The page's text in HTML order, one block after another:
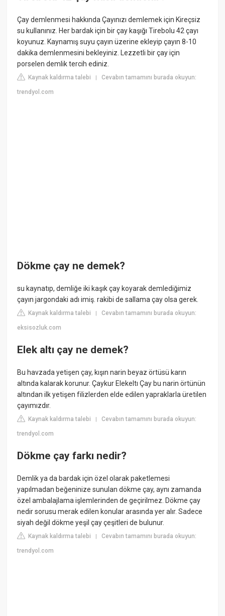
Çay demlenmesi hakkında Çayınızı demlemek için Kireçsiz
su kullanınız. Her bardak için bir çay kaşığı Tirebolu 42 çayı
koyunuz. Kaynamış suyu çayın üzerine ekleyip çayın 8-10
dakika demlenmesini bekleyiniz. Lezzetli bir çay için
porselen demlik tercih ediniz.
Kaynak kaldırma talebi |Cevabın tamamını burada okuyun:
trendyol.com
Dökme çay ne demek?
su kaynatıp, demliğe iki kaşık çay koyarak demlediğimiz
çayın jargondaki adı imiş. rakibi de sallama çay olsa gerek.
Kaynak kaldırma talebi |Cevabın tamamını burada okuyun:
eksisozluk.com
Elek altı çay ne demek?
Bu havzada yetişen çay, kışın narin beyaz örtüsü karın
altında kalarak korunur. Çaykur Elekeltı Çay bu narin örtünün
altından ilk yetişen filizlerden elde edilen yapraklarla üretilen
çayımızdır.
Kaynak kaldırma talebi |Cevabın tamamını burada okuyun:
trendyol.com
Dökme çay farkı nedir?
Demlik ya da bardak için özel olarak paketlemesi
yapılmadan beğeninize sunulan dökme çay, aynı zamanda
özel ambalajlama işlemlerinden de geçirilmez. Dökme çay
nedir sorusu merak edilen konular arasında yer alır. Sadece
siyah değil dökme yeşil çay çeşitleri de bulunur.
Kaynak kaldırma talebi |Cevabın tamamını burada okuyun:
trendyol.com